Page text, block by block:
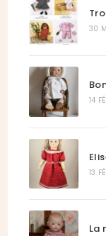
30
14
13
La